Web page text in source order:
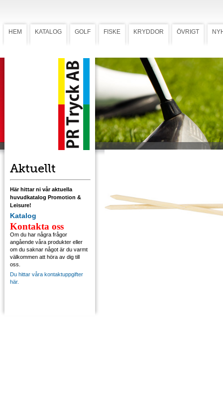
HEM KATALOG GOLF FISKE KRYDDOR ÖVRIGT
Aktuellt
Här hittar ni vår aktuella
huvudkatalog Promotion &
Leisure!
Katalog
Kontakta oss
Om du har några frågor
angående våra produkter eller
om du saknar något är du varmt
välkommen att höra av dig till
oss.
Du hittar våra kontaktuppgifter
här.
Restaurangpeg
Restaurangpeg 7” (Art.
Det perfekta tillbehöret till golfrestaurangen,
både för hamburgaren och Club-
Tillverkad av bambu, 7” / 18 cm.